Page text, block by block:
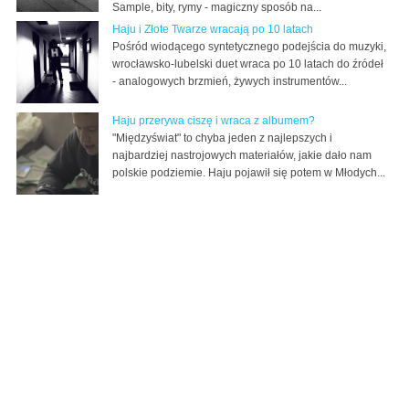
Sample, bity, rymy - magiczny sposób na...
Haju i Złote Twarze wracają po 10 latach
Pośród wiodącego syntetycznego podejścia do muzyki,
wrocławsko-lubelski duet wraca po 10 latach do źródeł
- analogowych brzmień, żywych instrumentów...
Haju przerywa ciszę i wraca z albumem?
"Międzyświat" to chyba jeden z najlepszych i
najbardziej nastrojowych materiałów, jakie dało nam
polskie podziemie. Haju pojawił się potem w Młodych...